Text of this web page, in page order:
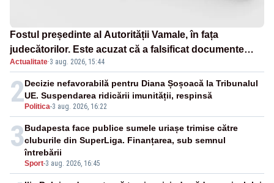
Fostul președinte al Autorității Vamale, în fața
judecătorilor. Este acuzat că a falsificat documente
oficiale
Actualitate·3 aug. 2026, 15:44
2 Politica-3 aug. 2026, 16:22
Decizie nefavorabilă pentru Diana Șoșoacă la Tribunalul
UE. Suspendarea ridicării imunității, respinsă
3
Sport-3 aug. 2026, 16:45
Budapesta face publice sumele uriașe trimise către
cluburile din SuperLiga. Finanțarea, sub semnul
întrebării